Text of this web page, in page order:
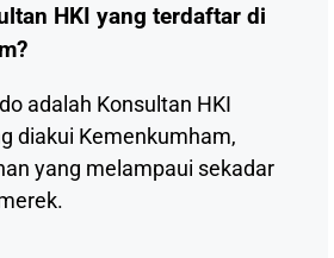
HKI yang terdaftar di
adalah Konsultan HKI
diakui Kemenkumham,
yang melampaui sekadar